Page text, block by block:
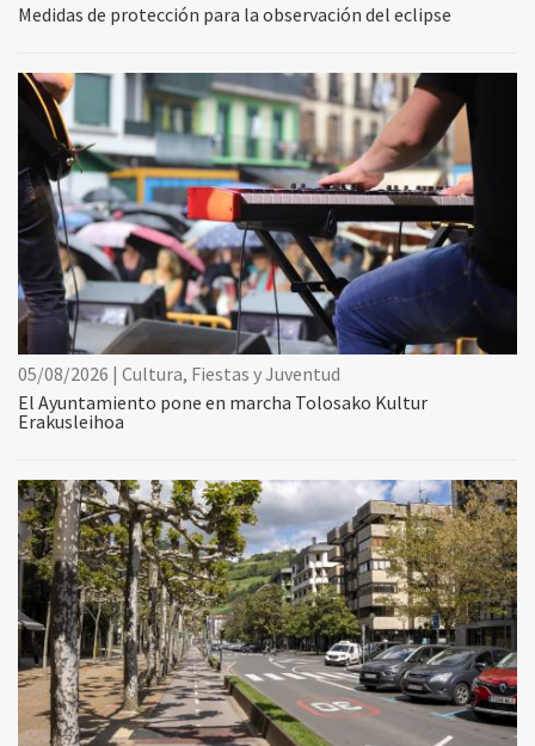
Medidas de protección para la observación del eclipse
05/08/2026 | Cultura, Fiestas y Juventud
El Ayuntamiento pone en marcha Tolosako Kultur
Erakusleihoa